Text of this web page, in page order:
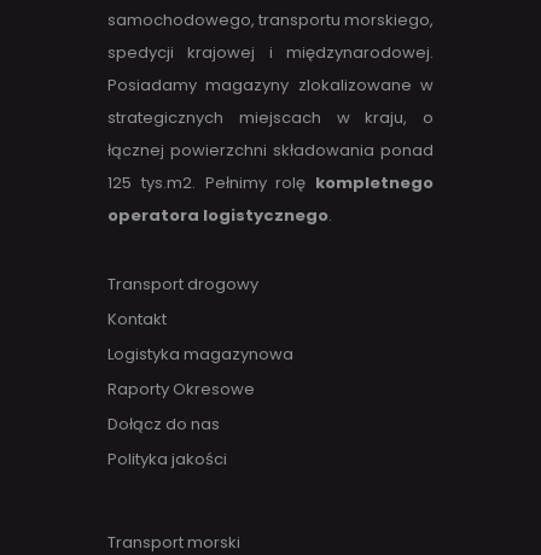
samochodowego, transportu morskiego,
spedycji krajowej i międzynarodowej.
Posiadamy magazyny zlokalizowane w
strategicznych miejscach w kraju, o
łącznej powierzchni składowania ponad
125 tys.m2. Pełnimy rolę kompletnego
operatora logistycznego.
Transport drogowy
Kontakt
Logistyka magazynowa
Raporty Okresowe
Dołącz do nas
Polityka jakości
Transport morski